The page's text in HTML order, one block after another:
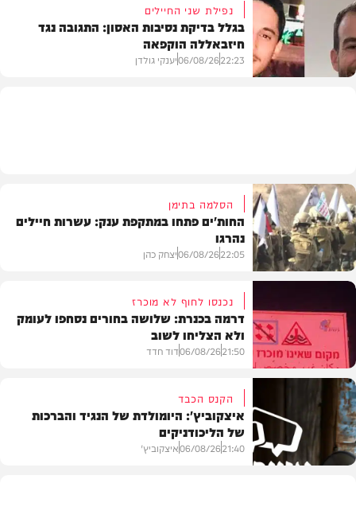
בארץ
נפילת שני החיילים
בגלל בדיקת נסיבות האסון: התגובה נגד
חיזבאללה הוקפאה
22:23
06/08/26יענקי גולדן
בעולם
הסלמה בתימן
החות'ים פתחו במתקפת ענק: עשרות חיילים
נהרגו
22:05
06/08/26יצחק כהן
בארץ
נכנסו לחוף לא מוכרז
דרמה בכנרת: שלושה בחורים נסחפו לעומק
ולא הצליחו לשוב
21:50
06/08/26דוד חדד
הקנס הכבד
איצקוביץ': היומולדת של הנגיד והברכות
של הליכודניקים
21:40
06/08/26איצקוביץ'